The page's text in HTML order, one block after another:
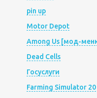
pin up
Motor Depot
Among Us [мод-
Dead Cells
Госуслуги
Farming Simulator 20